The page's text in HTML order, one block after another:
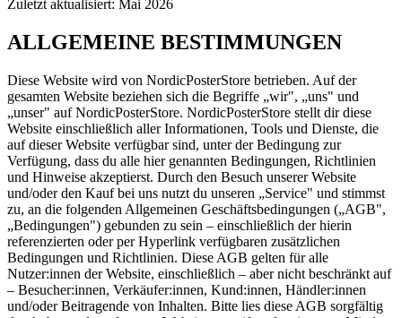
Zuletzt aktualisiert: Mai 2026
ALLGEMEINE BESTIMMUNGEN
Diese Website wird von NordicPosterStore betrieben. Auf der
gesamten Website beziehen sich die Begriffe „wir", „uns" und
„unser" auf NordicPosterStore. NordicPosterStore stellt dir diese
Website einschließlich aller Informationen, Tools und Dienste, die
auf dieser Website verfügbar sind, unter der Bedingung zur
Verfügung, dass du alle hier genannten Bedingungen, Richtlinien
und Hinweise akzeptierst. Durch den Besuch unserer Website
und/oder den Kauf bei uns nutzt du unseren „Service" und stimmst
zu, an die folgenden Allgemeinen Geschäftsbedingungen („AGB",
„Bedingungen") gebunden zu sein – einschließlich der hierin
referenzierten oder per Hyperlink verfügbaren zusätzlichen
Bedingungen und Richtlinien. Diese AGB gelten für alle
Nutzer:innen der Website, einschließlich – aber nicht beschränkt auf
– Besucher:innen, Verkäufer:innen, Kund:innen, Händler:innen
und/oder Beitragende von Inhalten. Bitte lies diese AGB sorgfältig